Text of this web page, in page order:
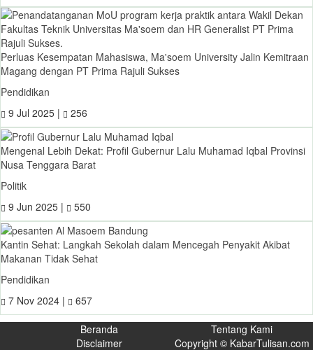
Perluas Kesempatan Mahasiswa, Ma'soem University Jalin Kemitraan
Magang dengan PT Prima Rajuli Sukses
Pendidikan
9 Jul 2025 |
256
Mengenal Lebih Dekat: Profil Gubernur Lalu Muhamad Iqbal Provinsi
Nusa Tenggara Barat
Politik
9 Jun 2025 |
550
Kantin Sehat: Langkah Sekolah dalam Mencegah Penyakit Akibat
Makanan Tidak Sehat
Pendidikan
7 Nov 2024 |
657
Beranda
Tentang Kami
Disclaimer
Copyright © KabarTulisan.com